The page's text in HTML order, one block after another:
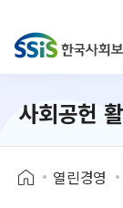
사회공헌
열린경영